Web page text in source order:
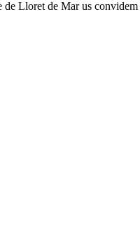
de Lloret de Mar us convidem